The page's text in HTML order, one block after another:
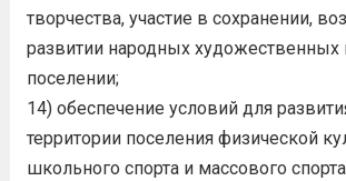
творчества, участие в сохранении,
развитии народных
поселении;
14) обеспечение условий для
территории поселения физической
школьного спорта и массового